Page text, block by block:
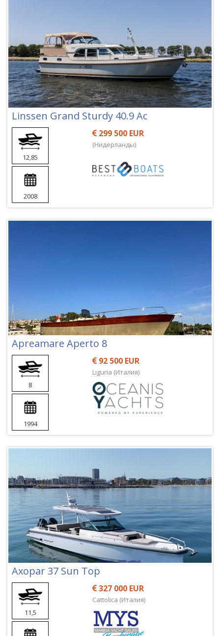
Linssen Grand Sturdy 40.9 Ac
12,85
2008
299 500 EUR
(Нидерланды)
Apreamare Aperto 8
8
1994
92 500 EUR
Liguria (Италия)
Axopar 37 Sun Top
11,5
327 000 EUR
Cattolica (Италия)